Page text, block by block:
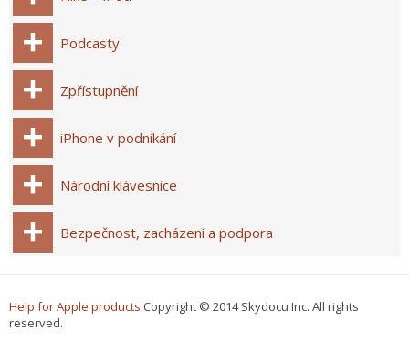
Podcasty
Zpřístupnění
iPhone v podnikání
Národní klávesnice
Bezpečnost, zacházení a podpora
Help for Apple products Copyright © 2014 Skydocu Inc. All rights
reserved.